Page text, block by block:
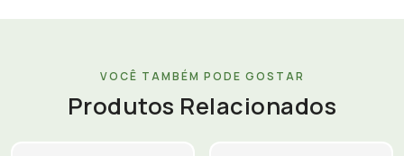
VOCÊ TAMBÉM PODE GOSTAR
Produtos Relacionados